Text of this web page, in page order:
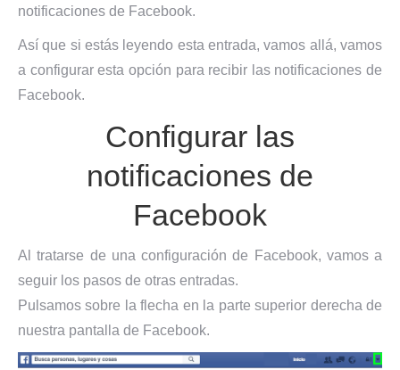
notificaciones de Facebook.
Así que si estás leyendo esta entrada, vamos allá, vamos
a configurar esta opción para recibir las notificaciones de
Facebook.
Configurar las
notificaciones de
Facebook
Al tratarse de una configuración de Facebook, vamos a
seguir los pasos de otras entradas.
Pulsamos sobre la flecha en la parte superior derecha de
nuestra pantalla de Facebook.